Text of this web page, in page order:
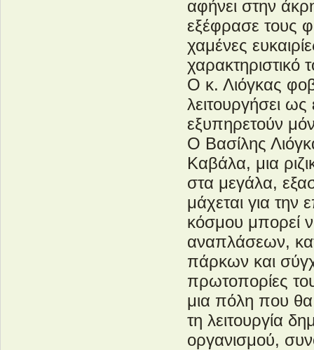
αφήνει στην
εξέφρασε τους
χαμένες
χαρακτηριστικό
Ο κ. Λιόγκας
λειτουργήσει
εξυπηρετούν
Ο Βασίλης
Καβάλα, μια
στα μεγάλα,
μάχεται για
κόσμου μπορεί
αναπλάσεων,
πάρκων και
πρωτοπορίες
μια πόλη που θα
τη λειτουργία
οργανισμού,